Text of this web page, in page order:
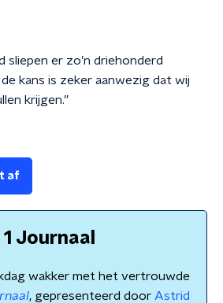
sliepen er zo’n driehonderd
kans is zeker aanwezig dat wij
krijgen.”
af
Journaal
wakker met het vertrouwde
, gepresenteerd door Astrid